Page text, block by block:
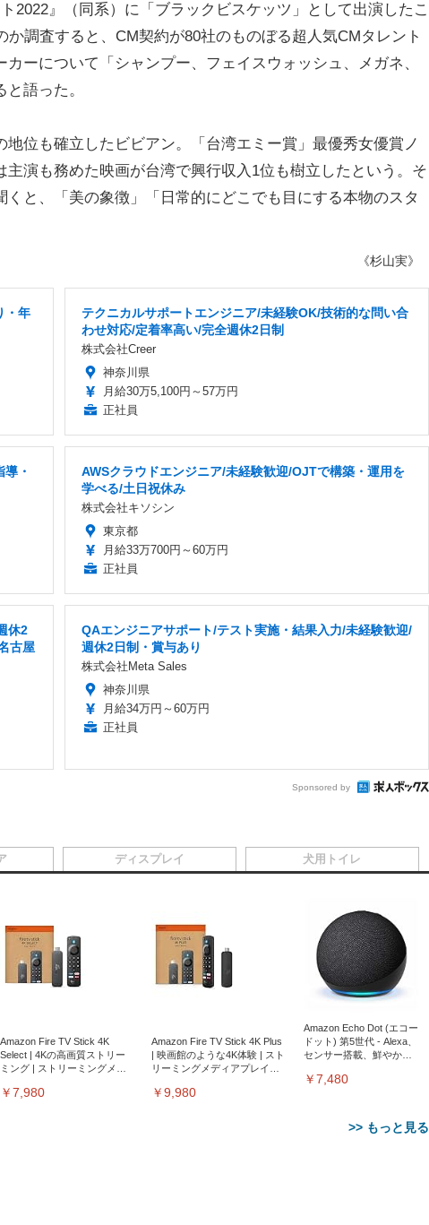
2022』（同系）に「ブラックビスケッツ」として出演したこ
調査すると、CM契約が80社のものぼる超人気CMタレント
ーについて「シャンプー、フェイスウォッシュ、メガネ、
語った。
位も確立したビビアン。「台湾エミー賞」最優秀女優賞ノ
演も務めた映画が台湾で興行収入1位も樹立したという。そ
と、「美の象徴」「日常的にどこでも目にする本物のスタ
《杉山実》
・年
テクニカルサポートエンジニア/未経験OK/技術的な問い合
わせ対応/定着率高い/完全週休2日制
株式会社Creer
神奈川県
月給30万5,100円～57万円
正社員
・
AWSクラウドエンジニア/未経験歓迎/OJTで構築・運用を
学べる/土日祝休み
株式会社キソシン
東京都
月給33万700円～60万円
正社員
休2
古屋
QAエンジニアサポート/テスト実施・結果入力/未経験歓迎/
週休2日制・賞与あり
株式会社Meta Sales
神奈川県
月給34万円～60万円
正社員
Sponsored by
Amazon Fire TV Stick 4K
Select | 4Kの高画質ストリー
ミング | ストリーミングメデ
￥7,980
Amazon Fire TV Stick 4K Plus
| 映画館のような4K体験 | スト
リーミングメディアプレイヤ
￥9,980
Amazon Echo Dot (エコー
ドット) 第5世代 - Alexa、
センサー搭載、鮮やかな
￥7,480
>> もっと見る
ディスプレイ 犬用トイレ